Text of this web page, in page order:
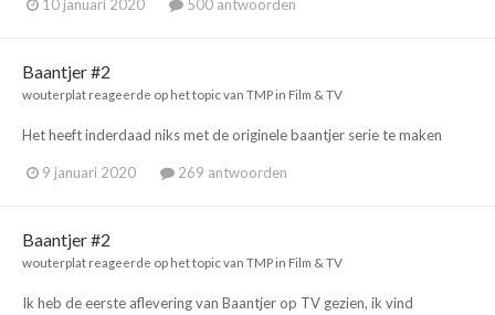
10 januari 2020 500 antwoorden
Baantjer #2
wouterplat reageerde op het topic van TMP in Film & TV
Het heeft inderdaad niks met de originele baantjer serie te maken
9 januari 2020 269 antwoorden
Baantjer #2
wouterplat reageerde op het topic van TMP in Film & TV
Ik heb de eerste aflevering van Baantjer op TV gezien, ik vind